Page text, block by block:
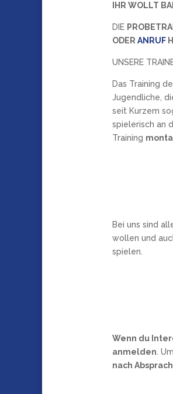
IHR WOLLT
DIE
ODER ANRUF
UNSERE
Das Training
Jugendliche,
seit Kurzem
spielerisch an
Training
Bei uns sind
wollen und
spielen.
Wenn du
anmelden.
nach